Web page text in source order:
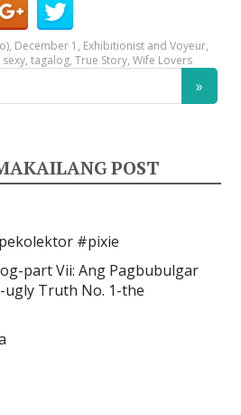
, December 1 , Exhibitionist and Voyeur,
sexy,tagalog,True Story,Wife Lovers
POST
#pixie
part Vii: Ang Pagbubulgar
ugly Truth No. 1-the